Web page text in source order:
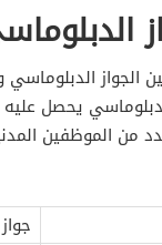
الجواز
الدبلوماسي يحصل
من الموظفين